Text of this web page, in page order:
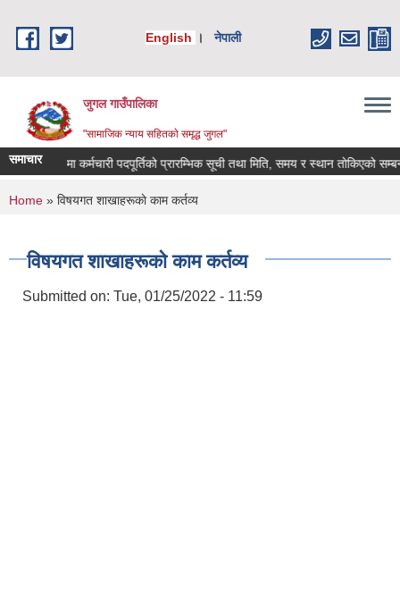
English
। नेपाली
जुगल गाउँपालिका
"सामाजिक न्याय सहितकाे समृद्ध जुगल"
समाचार
सेवा करारमा कर्मचारी पदपूर्तिको प्रारम्भिक सूची तथा मिति, समय र स्थान तोकिएको
You are here
Home » विषयगत शाखाहरूकाे काम कर्तव्य
विषयगत शाखाहरूकाे काम कर्तव्य
Submitted on: Tue, 01/25/2022 - 11:59